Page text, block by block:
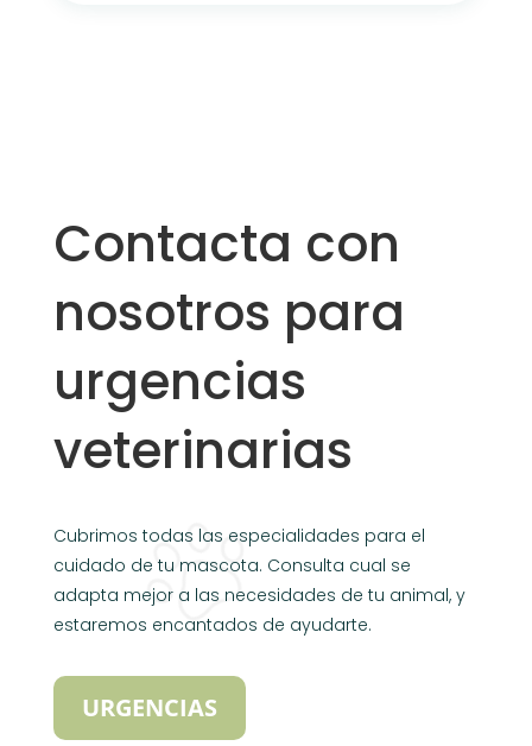
Contacta con
nosotros para
urgencias
veterinarias
Cubrimos todas las especialidades para el
cuidado de tu mascota. Consulta cual se
adapta mejor a las necesidades de tu animal, y
estaremos encantados de ayudarte.
URGENCIAS